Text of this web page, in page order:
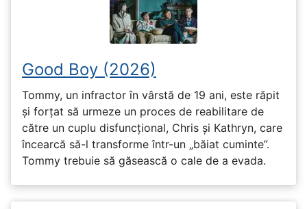
Good Boy (2026)
Tommy, un infractor în vârstă de 19 ani, este răpit
și forțat să urmeze un proces de reabilitare de
către un cuplu disfuncțional, Chris și Kathryn, care
încearcă să-l transforme într-un „băiat cuminte”.
Tommy trebuie să găsească o cale de a evada.